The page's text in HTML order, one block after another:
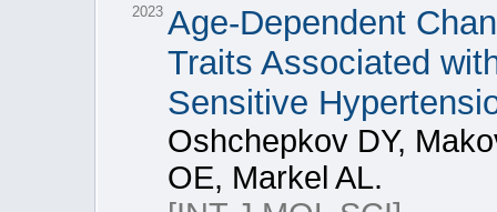
2023 Age-Dependent
Traits Associated
Sensitive
Oshchepkov DY,
OE, Markel AL.